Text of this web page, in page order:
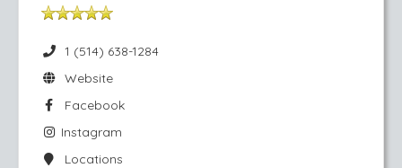
1 (514) 638-1284
Website
Facebook
Instagram
Locations